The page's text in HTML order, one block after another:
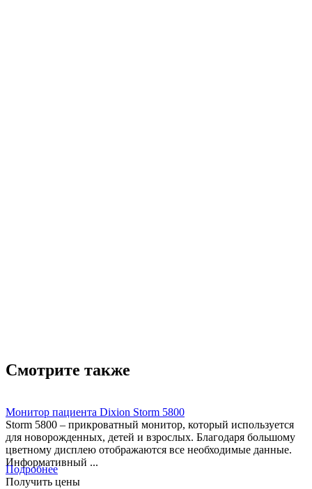
Смотрите также
Монитор пациента Dixion Storm 5800
Storm 5800 – прикроватный монитор, который используется
для новорожденных, детей и взрослых. Благодаря большому
цветному дисплею отображаются все необходимые данные.
Информативный ...
Подробнее
Получить цены